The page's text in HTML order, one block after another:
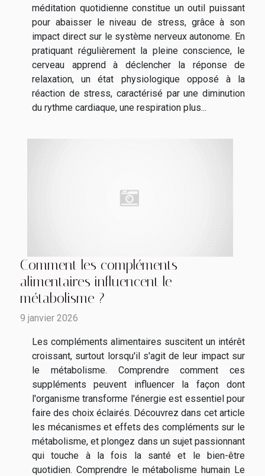
méditation quotidienne constitue un outil puissant
pour abaisser le niveau de stress, grâce à son
impact direct sur le système nerveux autonome. En
pratiquant régulièrement la pleine conscience, le
cerveau apprend à déclencher la réponse de
relaxation, un état physiologique opposé à la
réaction de stress, caractérisé par une diminution
du rythme cardiaque, une respiration plus...
Comment les compléments
alimentaires influencent le
métabolisme ?
9 janvier 2026
Les compléments alimentaires suscitent un intérêt
croissant, surtout lorsqu'il s'agit de leur impact sur
le métabolisme. Comprendre comment ces
suppléments peuvent influencer la façon dont
l'organisme transforme l'énergie est essentiel pour
faire des choix éclairés. Découvrez dans cet article
les mécanismes et effets des compléments sur le
métabolisme, et plongez dans un sujet passionnant
qui touche à la fois la santé et le bien-être
quotidien. Comprendre le métabolisme humain Le